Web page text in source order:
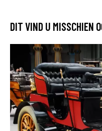
DIT VIND U MISSCHIEN